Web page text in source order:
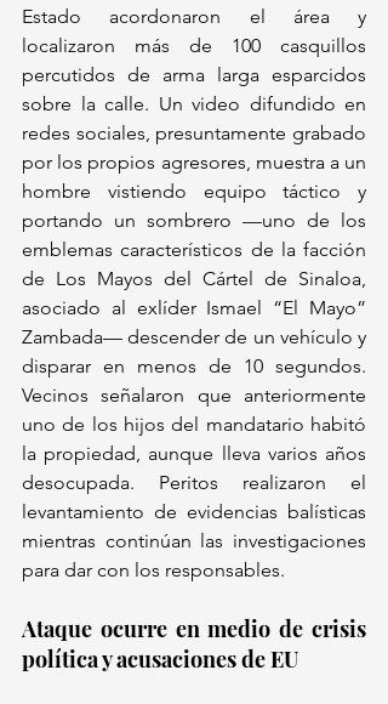
Estado acordonaron el área y
localizaron más de 100 casquillos
percutidos de arma larga esparcidos
sobre la calle. Un video difundido en
redes sociales, presuntamente grabado
por los propios agresores, muestra a un
hombre vistiendo equipo táctico y
portando un sombrero —uno de los
emblemas característicos de la facción
de Los Mayos del Cártel de Sinaloa,
asociado al exlíder Ismael “El Mayo”
Zambada— descender de un vehículo y
disparar en menos de 10 segundos.
Vecinos señalaron que anteriormente
uno de los hijos del mandatario habitó
la propiedad, aunque lleva varios años
desocupada. Peritos realizaron el
levantamiento de evidencias balísticas
mientras continúan las investigaciones
para dar con los responsables.
Ataque ocurre en medio de crisis
política y acusaciones de EU